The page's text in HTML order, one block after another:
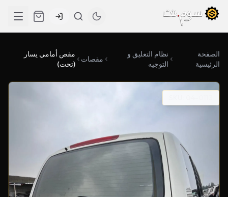
الصفحة
الرئيسية
نظام التعليق و
التوجيه
مقصات
مقص أمامي يسار
(تحت)